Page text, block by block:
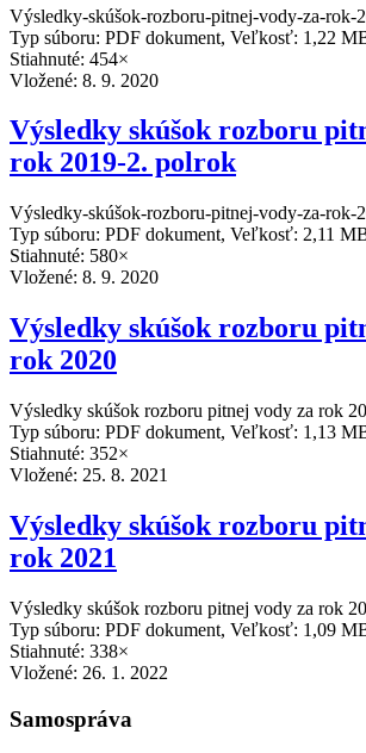
Výsledky-skúšok-rozboru-pitnej-vody-za-rok-
Typ súboru: PDF dokument, Veľkosť: 1,22
Stiahnuté: 454×
Vložené: 8. 9. 2020
Výsledky skúšok rozboru
rok 2019-2. polrok
Výsledky-skúšok-rozboru-pitnej-vody-za-rok-
Typ súboru: PDF dokument, Veľkosť: 2,11
Stiahnuté: 580×
Vložené: 8. 9. 2020
Výsledky skúšok rozboru
rok 2020
Výsledky skúšok rozboru pitnej vody za rok
Typ súboru: PDF dokument, Veľkosť: 1,13
Stiahnuté: 352×
Vložené: 25. 8. 2021
Výsledky skúšok rozboru
rok 2021
Výsledky skúšok rozboru pitnej vody za rok
Typ súboru: PDF dokument, Veľkosť: 1,09
Stiahnuté: 338×
Vložené: 26. 1. 2022
Samospráva